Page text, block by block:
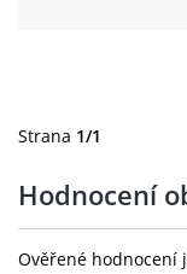
Strana 1/1
Hodnocení
Ověřené hodnocení